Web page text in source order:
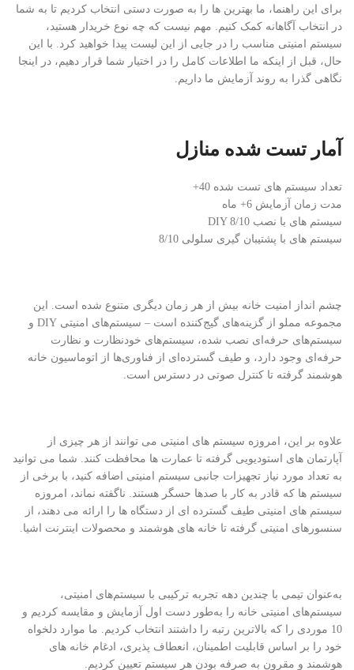
برای این راهنما، ما بهترین ها را به صورت دستی انتخاب کردیم تا به شما
در انتخاب آگاهانه کمک کنیم. مهم نیست که چه نوع خریدار هستید،
سیستم امنیتی مناسب را در جایی از این لیست پیدا خواهید کرد. با این
حال، قبل از اینکه ما اطلاعات کامل را در اختیار شما قرار دهیم، در اینجا
نگاهی گذرا به روند آزمایش ما داریم.
آمار تست شده منازل
تعداد سیستم های تست شده 40+
مدت زمان آزمایش 6+ ماه
سیستم های با نصب DIY 8/10
سیستم های با پشتیبان گیری سلولی 8/10
چشم انداز امنیت خانه بیش از هر زمان دیگری متنوع شده است. این
مجموعه مملو از گزینه‌های گیج‌کننده است – سیستم‌های امنیتی DIY و
سیستم‌های حرفه‌ای نصب شده، سیستم‌های خودنظارت و نظارت
حرفه‌ای وجود دارد، و طیف گسترده‌ای از فناوری‌ها از اتوماسیون خانه
هوشمند گرفته تا کنترل صوتی در دسترس است.
علاوه بر این، امروزه سیستم های امنیتی می توانند از هر چیزی از
آپارتمان های استودیویی گرفته تا عمارت ها محافظت کنند. شما می توانید
به تعداد مورد نیاز تجهیزات جانبی سیستم امنیتی اضافه کنید، با برخی از
سیستم ها که قادر به کار با صدها حسگر هستند. ناگفته نماند، امروزه
سیستم های امنیتی طیف گسترده ای از دستگاه ها را ارائه می دهند، از
سنسورهای امنیتی گرفته تا خانه های هوشمند و محصولات اینترنت اشیا.
به‌عنوان تیمی با چندین دهه تجربه ترکیبی با سیستم‌های امنیتی،
سیستم‌های امنیتی خانه را به‌طور دست اول آزمایش و مقایسه کردیم و
10 موردی را که بالاترین رتبه را داشتند انتخاب کردیم. ما موارد دلخواه
خود را بر اساس قابلیت اطمینان، انعطاف پذیری، ادغام خانه های
هوشمند و مقرون به صرفه بودن هر سیستم تعیین کردیم.